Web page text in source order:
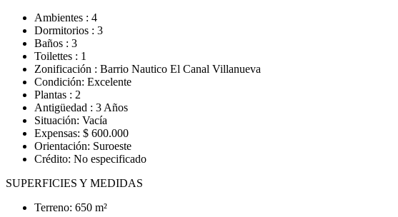
Ambientes : 4
Dormitorios : 3
Baños : 3
Toilettes : 1
Zonificación : Barrio Nautico El Canal Villanueva
Condición: Excelente
Plantas : 2
Antigüedad : 3 Años
Situación: Vacía
Expensas: $ 600.000
Orientación: Suroeste
Crédito: No especificado
SUPERFICIES Y MEDIDAS
Terreno: 650 m²